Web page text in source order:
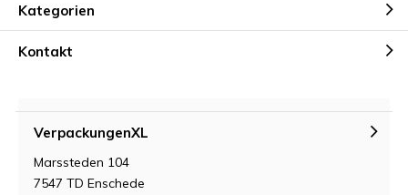
Kategorien
Kontakt
VerpackungenXL
Marssteden 104
7547 TD Enschede